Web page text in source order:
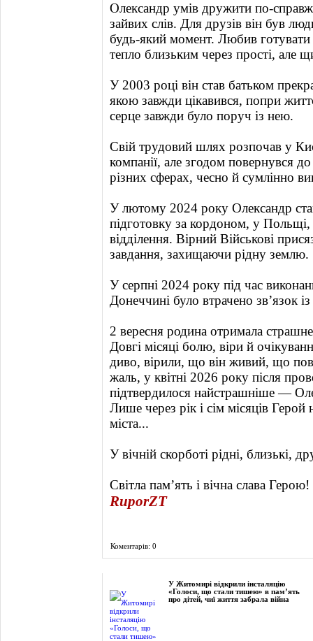
Олександр умів дружити по-
зайвих слів. Для друзів він був
будь-який момент. Любив
тепло близьким через прості, але
У 2003 році він став батьком
якою завжди цікавився, попри
серце завжди було поруч із нею.
Свій трудовий шлях розпочав у
компанії, але згодом повернувся
різних сферах, чесно й сумлінно
У лютому 2024 року Олександр
підготовку за кордоном, у Польщі,
відділення. Вірний Військові
завдання, захищаючи рідну землю.
У серпні 2024 року під час
Донеччині було втрачено зв’язок
2 вересня родина отримала
Довгі місяці болю, віри й
диво, вірили, що він живий, що
жаль, у квітні 2026 року після
підтвердилося найстрашніше —
Лише через рік і сім місяців
міста...
У вічній скорботі рідні, близькі,
Світла пам’ять і вічна слава Герою!
RuporZT
Коментарів: 0
У Житомирі відкрили інсталяцію
«Голоси, що стали тишею» в пам’ять
про дітей, чиї життя забрала війна